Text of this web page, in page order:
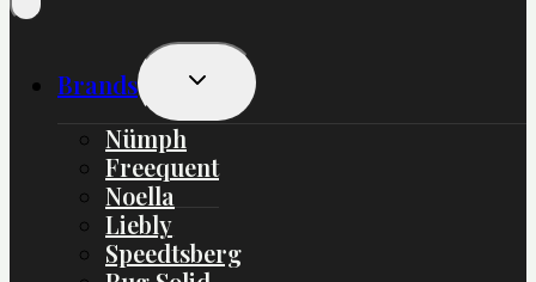
Brands
Skift
Undermenu
Nümph
Freequent
Noella
Liebly
Speedtsberg